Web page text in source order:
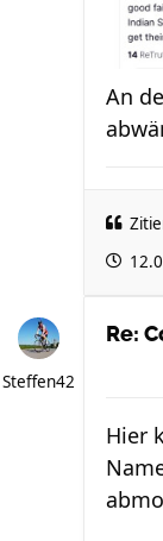
An
Steffen42
Re:
Hier